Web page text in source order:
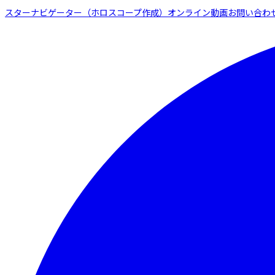
スターナビゲーター（ホロスコープ作成） オンライン動画お問い合わ